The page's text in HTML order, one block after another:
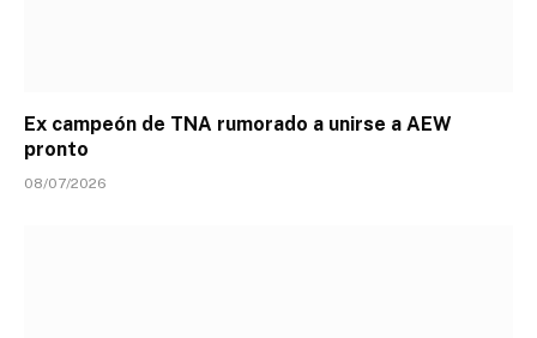
Ex campeón de TNA rumorado a unirse a AEW
pronto
08/07/2026